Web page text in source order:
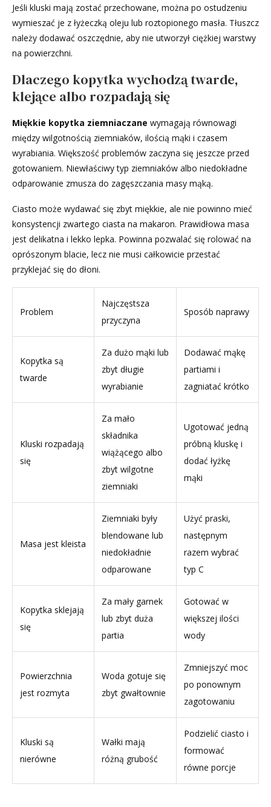
Jeśli kluski mają zostać przechowane, można po ostudzeniu
wymieszać je z łyżeczką oleju lub roztopionego masła. Tłuszcz
należy dodawać oszczędnie, aby nie utworzył ciężkiej warstwy
na powierzchni.
Dlaczego kopytka wychodzą twarde,
klejące albo rozpadają się
Miękkie kopytka ziemniaczane wymagają równowagi
między wilgotnością ziemniaków, ilością mąki i czasem
wyrabiania. Większość problemów zaczyna się jeszcze przed
gotowaniem. Niewłaściwy typ ziemniaków albo niedokładne
odparowanie zmusza do zagęszczania masy mąką.
Ciasto może wydawać się zbyt miękkie, ale nie powinno mieć
konsystencji zwartego ciasta na makaron. Prawidłowa masa
jest delikatna i lekko lepka. Powinna pozwalać się rolować na
oprószonym blacie, lecz nie musi całkowicie przestać
przyklejać się do dłoni.
Problem
Najczęstsza
przyczyna
Sposób naprawy
Kopytka są
twarde
Za dużo mąki lub
zbyt długie
wyrabianie
Dodawać mąkę
partiami i
zagniatać krótko
Kluski rozpadają
się
Za mało
składnika
wiążącego albo
zbyt wilgotne
ziemniaki
Ugotować jedną
próbną kluskę i
dodać łyżkę
mąki
Masa jest kleista
Ziemniaki były
blendowane lub
niedokładnie
odparowane
Użyć praski,
następnym
razem wybrać
typ C
Kopytka sklejają
się
Za mały garnek
lub zbyt duża
partia
Gotować w
większej ilości
wody
Powierzchnia
jest rozmyta
Woda gotuje się
zbyt gwałtownie
Zmniejszyć moc
po ponownym
zagotowaniu
Kluski są
nierówne
Wałki mają
różną grubość
Podzielić ciasto i
formować
równe porcje